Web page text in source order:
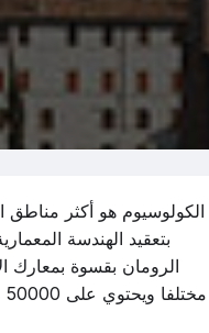
الكولوسيوم هو أكثر مناطق
بتعقيد الهندسة